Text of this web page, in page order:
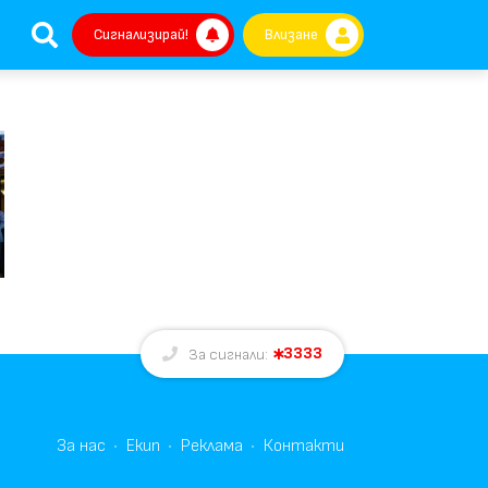
Сигнализирай! Влизане
За сигнали: 3333
За нас Екип Реклама Контакти